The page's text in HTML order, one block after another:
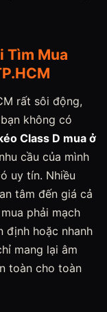
Tìm Mua
rất sôi động,
không có
Class D mua ở
cầu của mình
uy tín. Nhiều
tâm đến giá cả
phải mạch
định hoặc nhanh
mang lại âm
toàn cho toàn